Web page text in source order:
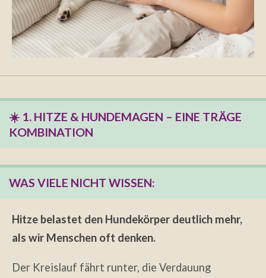
☀️ 1. HITZE & HUNDEMAGEN – EINE TRÄGE
KOMBINATION
WAS VIELE NICHT WISSEN:
Hitze belastet den Hundekörper deutlich mehr,
als wir Menschen oft denken.
Der Kreislauf fährt runter, die Verdauung